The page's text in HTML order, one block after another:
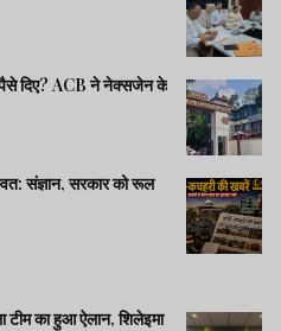
पैसे दिए? ACB ने नेक्सजेन के
संज्ञान, सरकार को रूल
टीम का हुआ ऐलान, शिलेइमा